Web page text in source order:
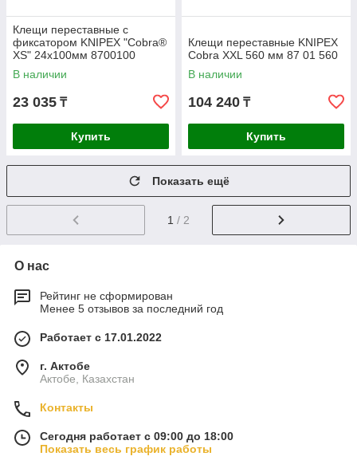
Клещи переставные с
фиксатором KNIPEX "Cobra®
XS" 24х100мм 8700100
В наличии
23 035 ₸
Купить
Клещи переставные KNIPEX
Cobra XXL 560 мм 87 01 560
В наличии
104 240 ₸
Купить
Показать ещё
1 / 2
О нас
Рейтинг не сформирован
Менее 5 отзывов за последний год
Работает с 17.01.2022
г. Актобе
Актобе, Казахстан
Контакты
Сегодня работает с 09:00 до 18:00
Показать весь график работы